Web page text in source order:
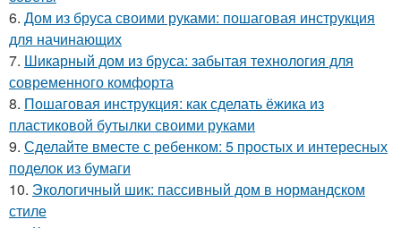
6. Дом из бруса своими руками: пошаговая инструкция
для начинающих
7. Шикарный дом из бруса: забытая технология для
современного комфорта
8. Пошаговая инструкция: как сделать ёжика из
пластиковой бутылки своими руками
9. Сделайте вместе с ребенком: 5 простых и интересных
поделок из бумаги
10. Экологичный шик: пассивный дом в нормандском
стиле